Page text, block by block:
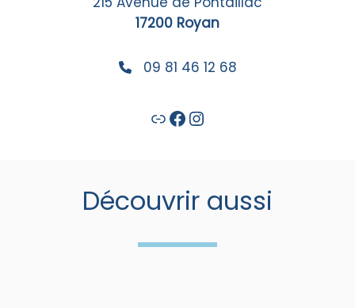
17200 Royan
09 81 46 12 68
LienFacebook
Instagram
Découvrir aussi